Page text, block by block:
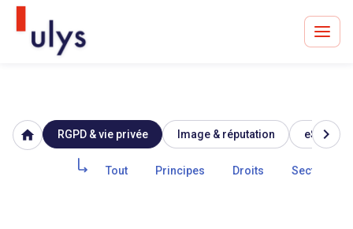
Avocats à Paris & Bruxelles
Leader en droit de l'innovation depuis 30 ans
home RGPD & vie privée Image & réputation eSanté
Tout Principes Droits Secteur
chevron_right